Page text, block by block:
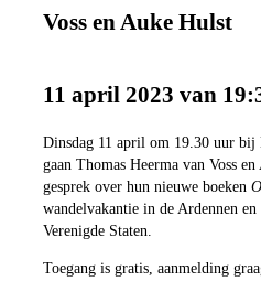
Voss en Auke Hulst
11 april 2023 van
Dinsdag 11 april om 19.30 uur
gaan Thomas Heerma van Voss
gesprek over hun nieuwe boeken
wandelvakantie in de Ardennen
Verenigde Staten.
Toegang is gratis, aanmelding